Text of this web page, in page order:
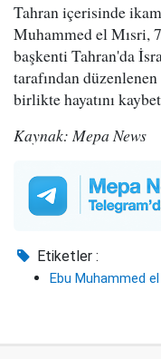
Tahran içerisinde
Muhammed el Mısri,
başkenti Tahran'da
tarafından
birlikte hayatını
Kaynak: Mepa News
Etiketler :
Ebu Muhammed el